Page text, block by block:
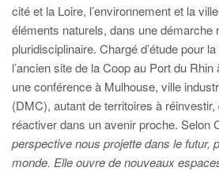
cité et la Loire, l’environnement et la
éléments naturels, dans une démarche
pluridisciplinaire. Chargé d’étude pour
l’ancien site de la Coop au Port du
une conférence à Mulhouse, ville
(DMC), autant de territoires à
réactiver dans un avenir proche. Selon
perspective nous projette dans le futur,
monde. Elle ouvre de nouveaux